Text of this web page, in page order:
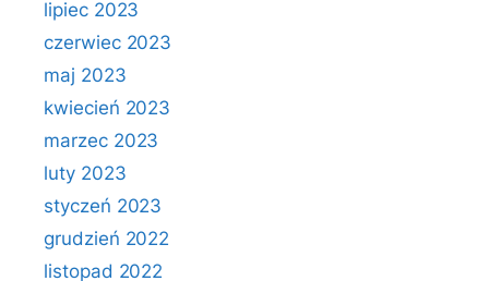
lipiec 2023
czerwiec 2023
maj 2023
kwiecień 2023
marzec 2023
luty 2023
styczeń 2023
grudzień 2022
listopad 2022